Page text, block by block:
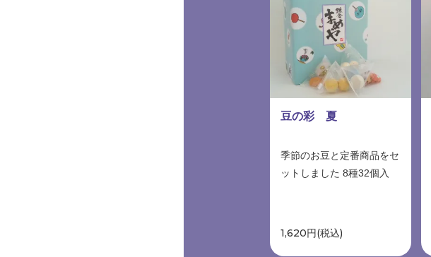
豆の彩 夏
季節のお豆と定番商品をセ
ットしました 8種32個入
1,620円(税込)